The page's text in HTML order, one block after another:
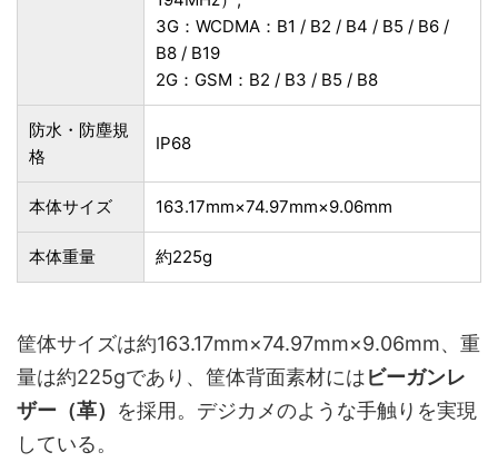
3G：WCDMA：B1 / B2 / B4 / B5 / B6 /
B8 / B19
2G：GSM：B2 / B3 / B5 / B8
防水・防塵規
格
IP68
本体サイズ 163.17mm×74.97mm×9.06mm
本体重量 約225g
筐体サイズは約163.17mm×74.97mm×9.06mm、重
量は約225gであり、筐体背面素材にはビーガンレ
ザー（革） を採用。デジカメのような手触りを実現
している。